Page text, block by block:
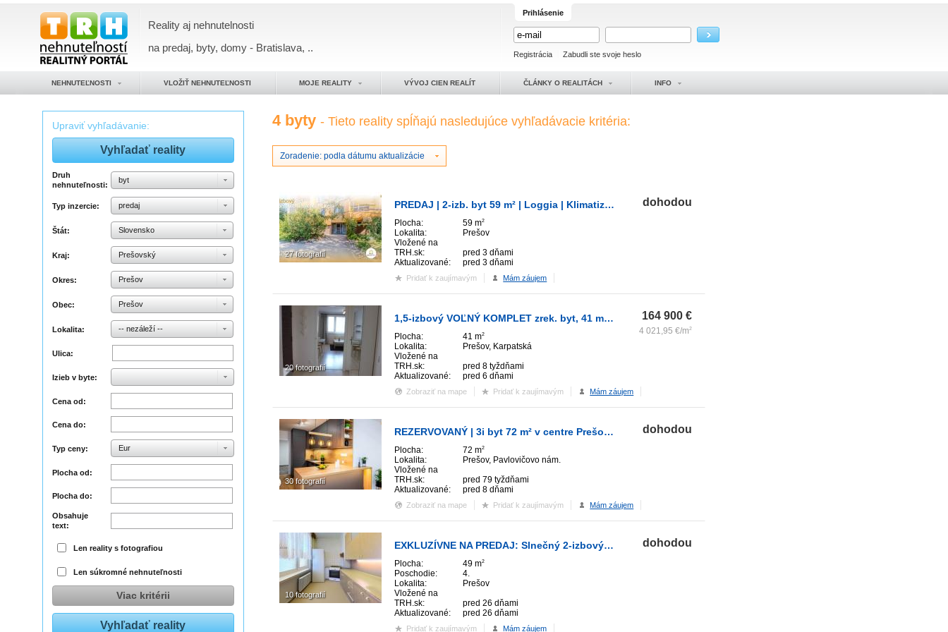
Reality aj nehnutelnosti
na predaj, byty, domy - Bratislava, ..
Prihlásenie
Registrácia Zabudli ste svoje heslo
NEHNUTEĽNOSTI VLOŽIŤ NEHNUTEĽNOSTI MOJE REALITY VÝVOJ CIEN REALÍT ČLÁNKY O REALITÁCH INFO
Upraviť vyhľadávanie:
Druh
nehnuteľnosti:
byt
Typ inzercie: predaj
Štát: Slovensko
Kraj: Prešovský
Okres: Prešov
Obec: Prešov
Lokalita: -- nezáleží --
Ulica:
Izieb v byte:
Cena od:
Cena do:
Typ ceny: Eur
Plocha od:
Plocha do:
Obsahuje
text:
Len reality s fotografiou
Len súkromné nehnuteľnosti
Viac kritérii
4 byty- Tieto reality spĺňajú nasledujúce vyhľadávacie kritéria:
Zoradenie: podla dátumu aktualizácie
27 fotografií
PREDAJ | 2-izb. byt 59 m² | Loggia | Klimatizácia
Plocha: 59 m2
Lokalita:
Prešov
Vložené na
TRH.sk:
pred 3 dňami
Aktualizované:
pred 3 dňami
dohodou
Pridať k zaujímavým Mám záujem
20 fotografií
1,5-izbový VOĽNÝ KOMPLET zrek. byt, 41 m2, v cene zariadenie - SEKČOV
Plocha: 41 m2
Lokalita:
Prešov, Karpatská
Vložené na
TRH.sk:
pred 8 tyždňami
Aktualizované:
pred 6 dňami
164 900 €
4 021,95 €/m2
Zobraziť na mape Pridať k zaujímavým Mám záujem
30 fotografií
REZERVOVANÝ | 3i byt 72 m² v centre Prešova s dispozíciou RD
Plocha: 72 m2
Lokalita:
Prešov, Pavlovičovo nám.
Vložené na
TRH.sk:
pred 79 tyždňami
Aktualizované:
pred 8 dňami
dohodou
Zobraziť na mape Pridať k zaujímavým Mám záujem
10 fotografií
EXKLUZÍVNE NA PREDAJ: Slnečný 2-izbový byt s loggiou – ulica Českoslov
Plocha: 49 m2
Poschodie:
4.
Lokalita:
Prešov
Vložené na
TRH.sk:
pred 26 dňami
Aktualizované:
pred 26 dňami
dohodou
Pridať k zaujímavým Mám záujem